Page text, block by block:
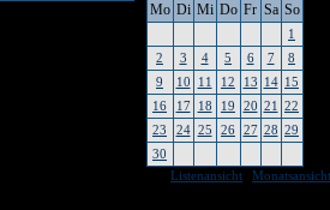
Mo Di Mi Do Fr Sa So
1
2
3 4 5 6 7
8
9
10 11 12 13 14 15
16
17 18 19 20 21 22
23
24 25 26 27 28 29
30
Listenansicht
Monatsansicht